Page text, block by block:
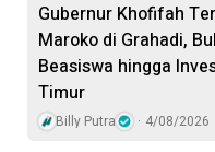
Gubernur Khofifah
Maroko di Grahadi,
Beasiswa hingga
Timur
Billy Putra 4/08/2026